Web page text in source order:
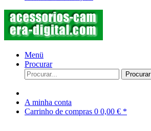
Menü
Procurar
Procurar
A minha conta
Carrinho de compras 0 0,00 € *